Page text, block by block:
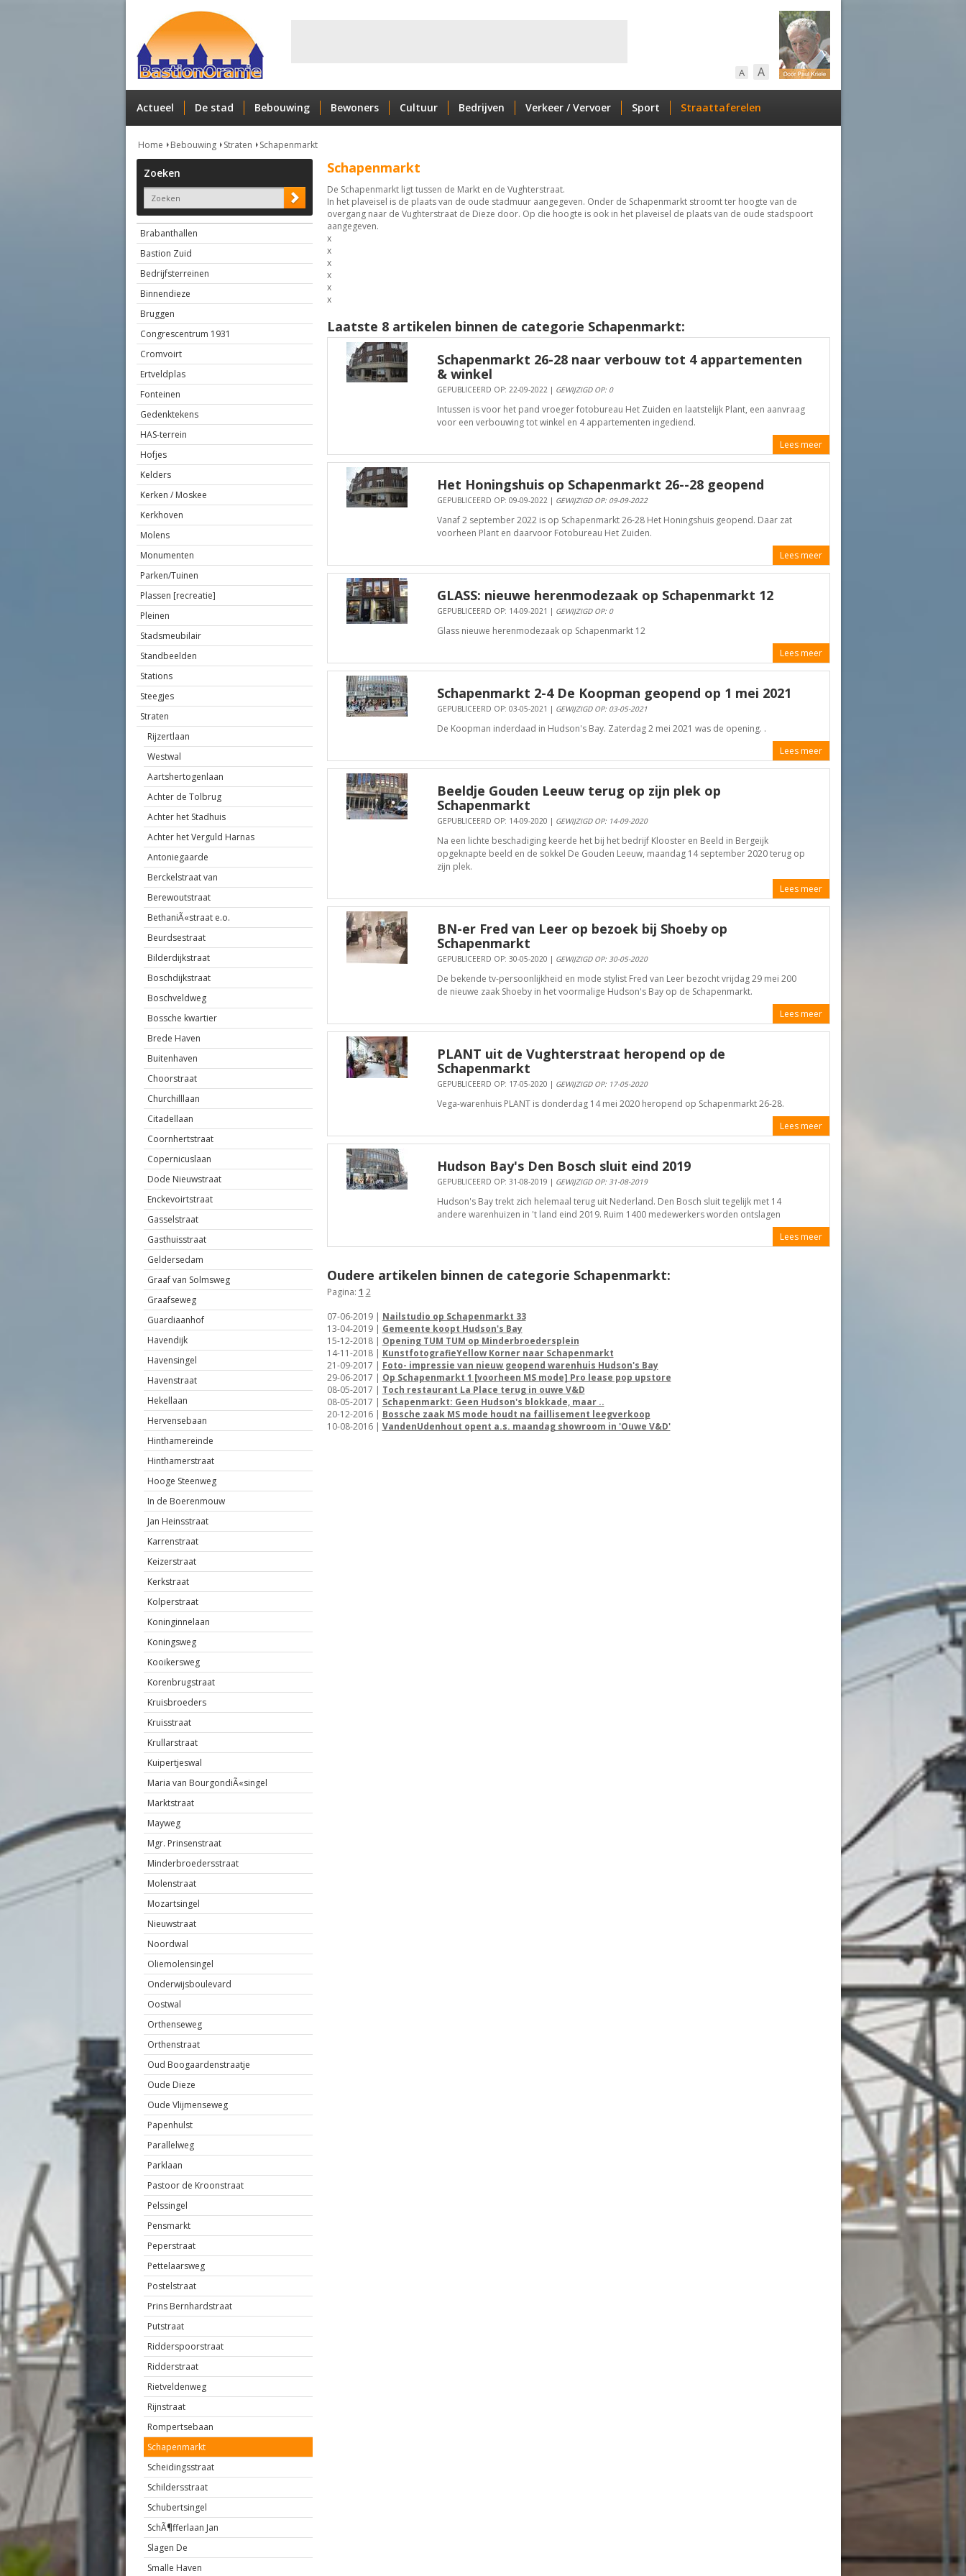
A A
Actueel De stad Bebouwing Bewoners Cultuur Bedrijven Verkeer / Vervoer Sport Straattaferelen
Home Bebouwing Straten Schapenmarkt
Zoeken
Brabanthallen
Bastion Zuid
Bedrijfsterreinen
Binnendieze
Bruggen
Congrescentrum 1931
Cromvoirt
Ertveldplas
Fonteinen
Gedenktekens
HAS-terrein
Hofjes
Kelders
Kerken / Moskee
Kerkhoven
Molens
Monumenten
Parken/Tuinen
Plassen [recreatie]
Pleinen
Stadsmeubilair
Standbeelden
Stations
Steegjes
Straten
Rijzertlaan
Westwal
Aartshertogenlaan
Achter de Tolbrug
Achter het Stadhuis
Achter het Verguld Harnas
Antoniegaarde
Berckelstraat van
Berewoutstraat
BethaniÃ«straat e.o.
Beurdsestraat
Bilderdijkstraat
Boschdijkstraat
Boschveldweg
Bossche kwartier
Brede Haven
Buitenhaven
Choorstraat
Churchilllaan
Citadellaan
Coornhertstraat
Copernicuslaan
Dode Nieuwstraat
Enckevoirtstraat
Gasselstraat
Gasthuisstraat
Geldersedam
Graaf van Solmsweg
Graafseweg
Guardiaanhof
Havendijk
Havensingel
Havenstraat
Hekellaan
Hervensebaan
Hinthamereinde
Hinthamerstraat
Hooge Steenweg
In de Boerenmouw
Jan Heinsstraat
Karrenstraat
Keizerstraat
Kerkstraat
Kolperstraat
Koninginnelaan
Koningsweg
Kooikersweg
Korenbrugstraat
Kruisbroeders
Kruisstraat
Krullarstraat
Kuipertjeswal
Maria van BourgondiÃ«singel
Marktstraat
Mayweg
Mgr. Prinsenstraat
Minderbroedersstraat
Molenstraat
Mozartsingel
Nieuwstraat
Noordwal
Oliemolensingel
Onderwijsboulevard
Oostwal
Orthenseweg
Orthenstraat
Oud Boogaardenstraatje
Oude Dieze
Oude Vlijmenseweg
Papenhulst
Parallelweg
Parklaan
Pastoor de Kroonstraat
Pelssingel
Pensmarkt
Peperstraat
Pettelaarsweg
Postelstraat
Prins Bernhardstraat
Putstraat
Ridderspoorstraat
Ridderstraat
Rietveldenweg
Rijnstraat
Rompertsebaan
Schapenmarkt
Scheidingsstraat
Schildersstraat
Schubertsingel
SchÃ¶fferlaan Jan
Slagen De
Smalle Haven
Schapenmarkt
De Schapenmarkt ligt tussen de Markt en de Vughterstraat.
In het plaveisel is de plaats van de oude stadmuur aangegeven. Onder de Schapenmarkt stroomt ter hoogte van de
overgang naar de Vughterstraat de Dieze door. Op die hoogte is ook in het plaveisel de plaats van de oude stadspoort
aangegeven.
x
x
x
x
x
x
Laatste 8 artikelen binnen de categorie Schapenmarkt:
Schapenmarkt 26-28 naar verbouw tot 4 appartementen
& winkel
GEPUBLICEERD OP: 22-09-2022 | GEWIJZIGD OP: 0
Intussen is voor het pand vroeger fotobureau Het Zuiden en laatstelijk Plant, een aanvraag
voor een verbouwing tot winkel en 4 appartementen ingediend.
Lees meer
Het Honingshuis op Schapenmarkt 26--28 geopend
GEPUBLICEERD OP: 09-09-2022 | GEWIJZIGD OP: 09-09-2022
Vanaf 2 september 2022 is op Schapenmarkt 26-28 Het Honingshuis geopend. Daar zat
voorheen Plant en daarvoor Fotobureau Het Zuiden.
Lees meer
GLASS: nieuwe herenmodezaak op Schapenmarkt 12
GEPUBLICEERD OP: 14-09-2021 | GEWIJZIGD OP: 0
Glass nieuwe herenmodezaak op Schapenmarkt 12
Lees meer
Schapenmarkt 2-4 De Koopman geopend op 1 mei 2021
GEPUBLICEERD OP: 03-05-2021 | GEWIJZIGD OP: 03-05-2021
De Koopman inderdaad in Hudson's Bay. Zaterdag 2 mei 2021 was de opening. .
Lees meer
Beeldje Gouden Leeuw terug op zijn plek op
Schapenmarkt
GEPUBLICEERD OP: 14-09-2020 | GEWIJZIGD OP: 14-09-2020
Na een lichte beschadiging keerde het bij het bedrijf Klooster en Beeld in Bergeijk
opgeknapte beeld en de sokkel De Gouden Leeuw, maandag 14 september 2020 terug op
zijn plek.
Lees meer
BN-er Fred van Leer op bezoek bij Shoeby op
Schapenmarkt
GEPUBLICEERD OP: 30-05-2020 | GEWIJZIGD OP: 30-05-2020
De bekende tv-persoonlijkheid en mode stylist Fred van Leer bezocht vrijdag 29 mei 200
de nieuwe zaak Shoeby in het voormalige Hudson's Bay op de Schapenmarkt.
Lees meer
PLANT uit de Vughterstraat heropend op de
Schapenmarkt
GEPUBLICEERD OP: 17-05-2020 | GEWIJZIGD OP: 17-05-2020
Vega-warenhuis PLANT is donderdag 14 mei 2020 heropend op Schapenmarkt 26-28.
Lees meer
Hudson Bay's Den Bosch sluit eind 2019
GEPUBLICEERD OP: 31-08-2019 | GEWIJZIGD OP: 31-08-2019
Hudson's Bay trekt zich helemaal terug uit Nederland. Den Bosch sluit tegelijk met 14
andere warenhuizen in 't land eind 2019. Ruim 1400 medewerkers worden ontslagen
Lees meer
Oudere artikelen binnen de categorie Schapenmarkt:
Pagina: 1 2
07-06-2019 | Nailstudio op Schapenmarkt 33
13-04-2019 | Gemeente koopt Hudson's Bay
15-12-2018 | Opening TUM TUM op Minderbroedersplein
14-11-2018 | KunstfotografieYellow Korner naar Schapenmarkt
21-09-2017 | Foto- impressie van nieuw geopend warenhuis Hudson's Bay
29-06-2017 | Op Schapenmarkt 1 [voorheen MS mode] Pro lease pop upstore
08-05-2017 | Toch restaurant La Place terug in ouwe V&D
08-05-2017 | Schapenmarkt: Geen Hudson's blokkade, maar ..
20-12-2016 | Bossche zaak MS mode houdt na faillisement leegverkoop
10-08-2016 | VandenUdenhout opent a.s. maandag showroom in 'Ouwe V&D'